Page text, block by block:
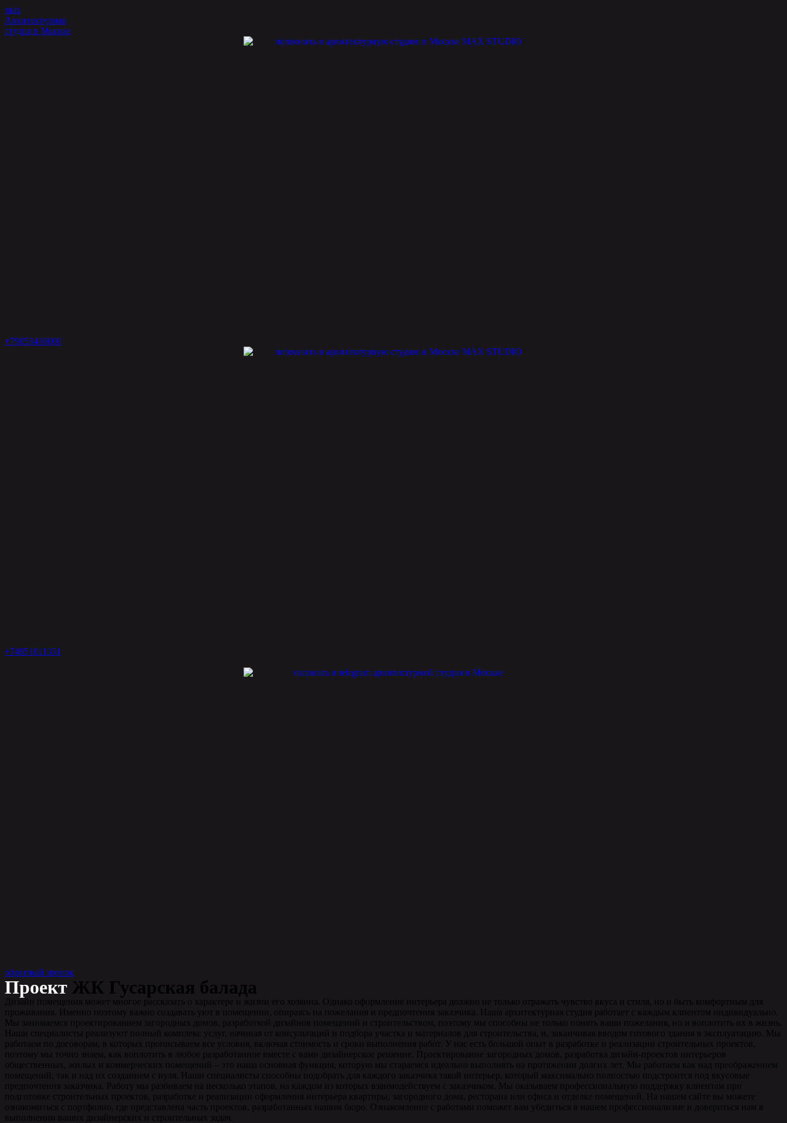
Перейти
к
контенту
max
Архитектурная
студия в Москве
+79053410000
+74951011351
обратный звонок
Проект ЖК Гусарская балада
Дизайн помещения может многое рассказать о характере и жизни его хозяина. Однако оформление интерьера должно не только отражать чувство вкуса и стиля, но и быть комфортным для
проживания. Именно поэтому важно создавать уют в помещении, опираясь на пожелания и предпочтения заказчика. Наша архитектурная студия работает с каждым клиентом индивидуально.
Мы занимаемся проектированием загородных домов, разработкой дизайнов помещений и строительством, поэтому мы способны не только понять ваши пожелания, но и воплотить их в жизнь.
Наши специалисты реализуют полный комплекс услуг, начиная от консультаций и подбора участка и материалов для строительства, и, заканчивая вводом готового здания в эксплуатацию. Мы
работаем по договорам, в которых прописываем все условия, включая стоимость и сроки выполнения работ. У нас есть большой опыт в разработке и реализации строительных проектов,
поэтому мы точно знаем, как воплотить в любое разработанное вместе с вами дизайнерское решение. Проектирование загородных домов, разработка дизайн-проектов интерьеров
общественных, жилых и коммерческих помещений – это наша основная функция, которую мы стараемся идеально выполнять на протяжении долгих лет. Мы работаем как над преображением
помещений, так и над их созданием с нуля. Наши специалисты способны подобрать для каждого заказчика такой интерьер, который максимально полностью подстроится под вкусовые
предпочтения заказчика. Работу мы разбиваем на несколько этапов, на каждом из которых взаимодействуем с заказчиком. Мы оказываем профессиональную поддержку клиентам при
подготовке строительных проектов, разработке и реализации оформления интерьера квартиры, загородного дома, ресторана или офиса и отделке помещений. На нашем сайте вы можете
ознакомиться с портфолио, где представлена часть проектов, разработанных нашим бюро. Ознакомление с работами поможет вам убедиться в нашем профессионализме и довериться нам в
выполнении ваших дизайнерских и строительных задач.